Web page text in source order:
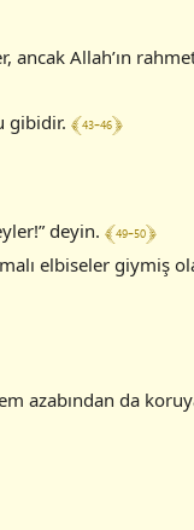
Allah’ın
gibidir. ﴾ 43-46 ﴿
deyin. ﴾ 49-50 ﴿
elbiseler giymiş
azabından da